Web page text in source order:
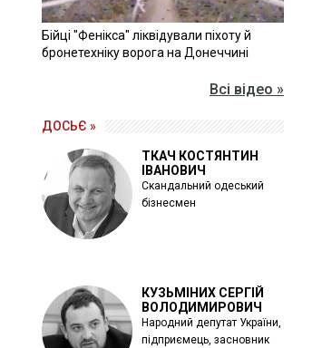
Бійці "Фенікса" ліквідували піхоту й
бронетехніку ворога на Донеччині
Всі відео »
ДОСЬЄ »
ТКАЧ КОСТЯНТИН
ІВАНОВИЧ
Скандальний одеський
бізнесмен
КУЗЬМІНИХ СЕРГІЙ
ВОЛОДИМИРОВИЧ
Народний депутат України,
підприємець, засновник